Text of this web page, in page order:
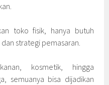
toko fisik, hanya butuh
strategi pemasaran.
kosmetik, hingga
semuanya bisa dijadikan